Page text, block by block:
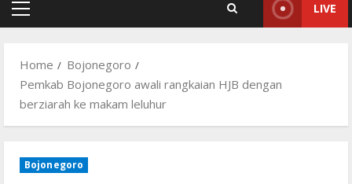
Primary
LIVE
Home
Bojonegoro
Pemkab Bojonegoro awali rangkaian HJB dengan
berziarah ke makam leluhur
Bojonegoro